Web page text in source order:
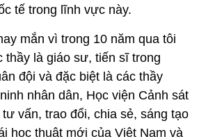
tế trong lĩnh vực này.
mắn vì trong 10 năm qua tôi
thầy là giáo sư, tiến sĩ trong
đội và đặc biệt là các thầy
nhân dân, Học viện Cảnh sát
vấn, trao đổi, chia sẻ, sáng tạo
học thuật mới của Việt Nam và